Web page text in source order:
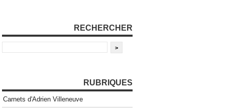
RECHERCHER
RUBRIQUES
Carnets d'Adrien Villeneuve